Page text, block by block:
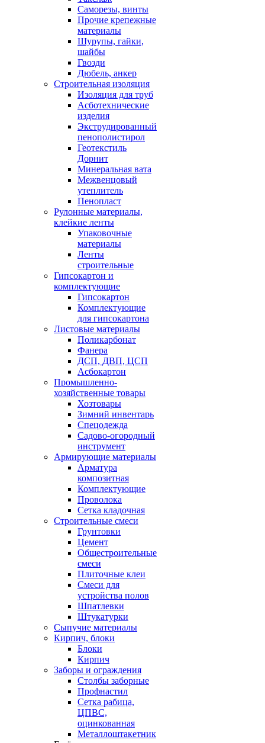
Саморезы, винты
Прочие крепежные
материалы
Шурупы, гайки,
шайбы
Гвозди
Дюбель, анкер
Строительная изоляция
Изоляция для труб
Асботехнические
изделия
Экструдированный
пенополистирол
Геотекстиль
Дорнит
Минеральная вата
Межвенцовый
утеплитель
Пенопласт
Рулонные материалы,
клейкие ленты
Упаковочные
материалы
Ленты
строительные
Гипсокартон и
комплектующие
Гипсокартон
Комплектующие
для гипсокартона
Листовые материалы
Поликарбонат
Фанера
ДСП, ДВП, ЦСП
Асбокартон
Промышленно-
хозяйственные товары
Хозтовары
Зимний инвентарь
Спецодежда
Садово-огородный
инструмент
Армирующие материалы
Арматура
композитная
Комплектующие
Проволока
Сетка кладочная
Строительные смеси
Грунтовки
Цемент
Общестроительные
смеси
Плиточные клеи
Смеси для
устройства полов
Шпатлевки
Штукатурки
Сыпучие материалы
Кирпич, блоки
Блоки
Кирпич
Заборы и ограждения
Столбы заборные
Профнастил
Сетка рабица,
ЦПВС,
оцинкованная
Металлоштакетник